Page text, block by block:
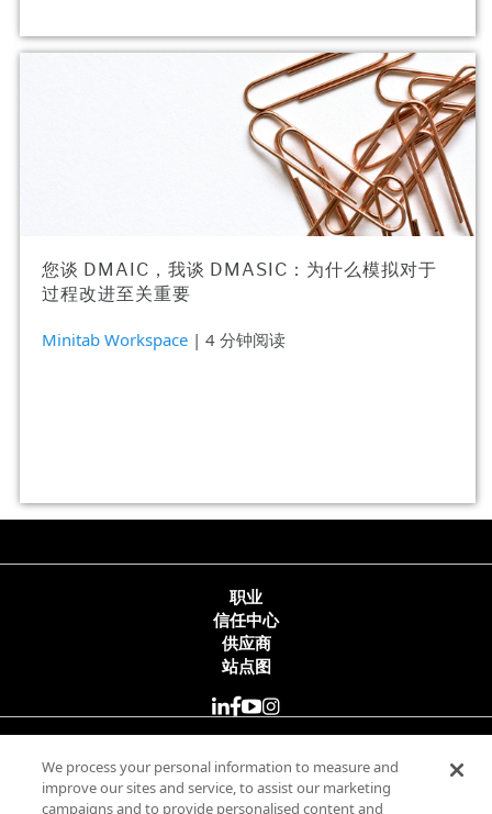
您谈 DMAIC，我谈 DMASIC：为什么模拟对于
过程改进至关重要
Minitab Workspace | 4 分钟阅读
职业
信任中心
供应商
站点图
© 2025 Minitab, LLC. All Rights Reserved.
We process your personal information to measure and
improve our sites and service, to assist our marketing
campaigns and to provide personalised content and